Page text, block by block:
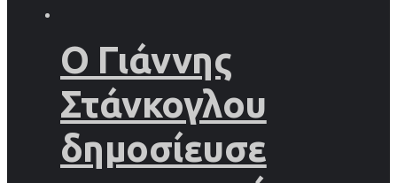
Ο Γιάννης
Στάνκογλου
δημοσίευσε